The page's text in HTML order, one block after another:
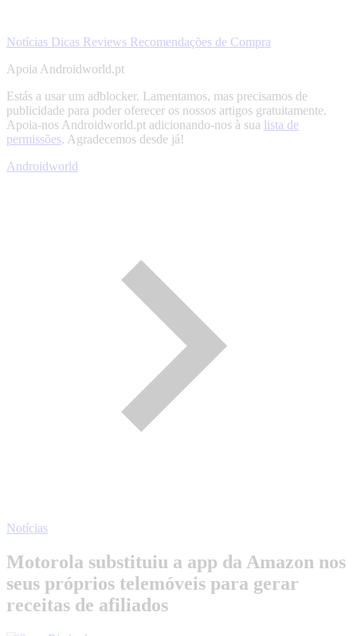
Notícias Dicas Reviews Recomendações de Compra
Apoia Androidworld.pt
Estás a usar um adblocker. Lamentamos, mas precisamos de
publicidade para poder oferecer os nossos artigos gratuitamente.
Apoia-nos Androidworld.pt adicionando-nos à sua lista de
permissões. Agradecemos desde já!
Androidworld
Notícias
Motorola substituiu a app da Amazon nos
seus próprios telemóveis para gerar
receitas de afiliados